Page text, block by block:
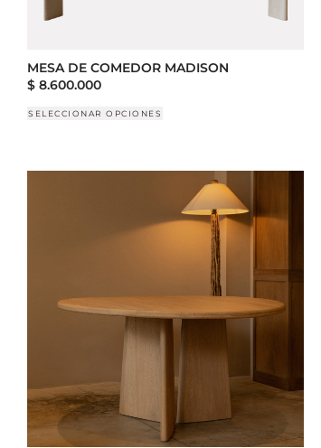
MESA DE COMEDOR MADISON
$ 8.600.000
SELECCIONAR OPCIONES